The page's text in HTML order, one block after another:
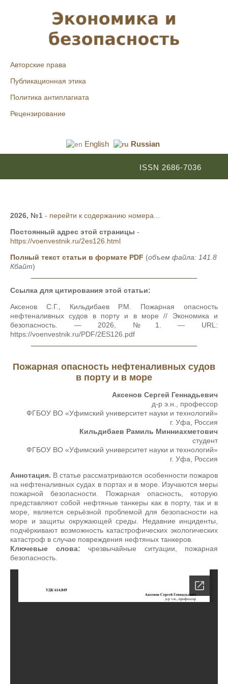
Авторские права
Публикационная этика
Политика антиплагиата
Рецензирование
English Russian
ISSN 2686-7036
2026, №1 - перейти к содержанию номера...
Постоянный адрес этой страницы -
https://voenvestnik.ru/2es126.html
Полный текст статьи в формате PDF (объем файла: 141.8
Кбайт)
Ссылка для цитирования этой статьи:
Аксенов С.Г., Кильдибаев Р.М. Пожарная опасность
нефтеналивных судов в порту и в море // Экономика и
безопасность. — 2026, №1. — URL:
https://voenvestnik.ru/PDF/2ES126.pdf
Пожарная опасность нефтеналивных судов
в порту и в море
Аксенов Сергей Геннадьевич
д-р э.н., профессор
ФГБОУ ВО «Уфимский университет науки и технологий»
г. Уфа, Россия
Кильдибаев Рамиль Минниахметович
студент
ФГБОУ ВО «Уфимский университет науки и технологий»
г. Уфа, Россия
Аннотация. В статье рассматриваются особенности пожаров
на нефтеналивных судах в портах и в море. Изучаются меры
пожарной безопасности. Пожарная опасность, которую
представляют собой нефтяные танкеры как в порту, так и в
море, является серьёзной проблемой для безопасности на
море и защиты окружающей среды. Недавние инциденты,
подчёркивают возможность катастрофических экологических
катастроф в случае повреждения нефтяных танкеров.
Ключевые слова: чрезвычайные ситуации, пожарная
безопасность.